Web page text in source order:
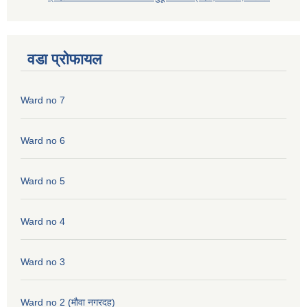
वडा प्रोफायल
Ward no 7
Ward no 6
Ward no 5
Ward no 4
Ward no 3
Ward no 2 (मौवा नगरदह)